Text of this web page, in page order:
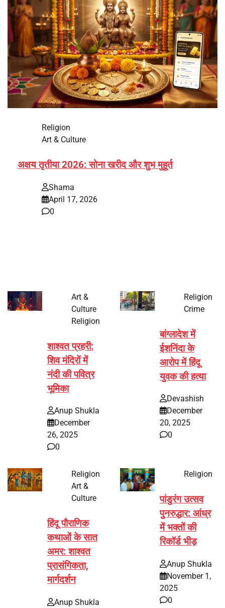
Religion
Art & Culture
अक्षय तृतीया 2026: सोना खरीद और शुभ मुहूर्त
Shama
April 17, 2026
0
Art &
Culture
Religion
शाश्वत प्रहरी:
शिव मंदिरों में
नंदी की पवित्र
भूमिका
Anup Shukla
December
26, 2025
0
Religion
Crime
बांग्लादेश में
ईशनिंदा के
आरोप में हिंदू
युवक की हत्या
Devashish
December
20, 2025
0
Religion
Art &
Culture
हिंदू पौराणिक
कथाओं के सात
अमर: शाश्वत
प्रासंगिकता,
मार्गदर्शन
Anup Shukla
Religion
पांडुरंग उत्सव
पुनरुद्धार: आंध्र
में भक्तों की
रिकॉर्ड भीड़
Anup Shukla
November 1,
2025
0